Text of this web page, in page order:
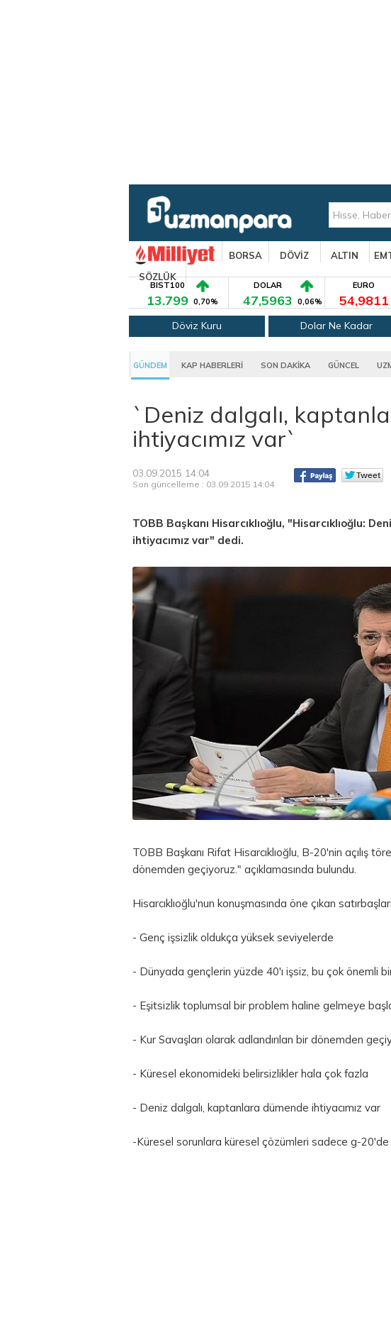
BORSA DÖVİZ ALTIN
SÖZLÜK
BIST100
13.799 0,70%
DOLAR
47,5963 0,06%
EURO
54,9811
Döviz Kuru Dolar Ne Kadar
GÜNDEM KAP HABERLERİ SON DAKİKA GÜNCEL
`Deniz dalgalı,
ihtiyacımız var`
03.09.2015 14:04
Son güncelleme : 03.09.2015 14:04
TOBB Başkanı Hisarcıklıoğlu, "Hisarcıklıoğlu:
ihtiyacımız var" dedi.
TOBB Başkanı Rifat Hisarcıklıoğlu, B-20'nin açılış
dönemden geçiyoruz." açıklamasında bulundu.
Hisarcıklıoğlu'nun konuşmasında öne çıkan
- Genç işsizlik oldukça yüksek seviyelerde
- Dünyada gençlerin yüzde 40'ı işsiz, bu çok önemli
- Eşitsizlik toplumsal bir problem haline gelmeye
- Kur Savaşları olarak adlandırılan bir dönemden
- Küresel ekonomideki belirsizlikler hala çok fazla
- Deniz dalgalı, kaptanlara dümende ihtiyacımız var
-Küresel sorunlara küresel çözümleri sadece g-20'de